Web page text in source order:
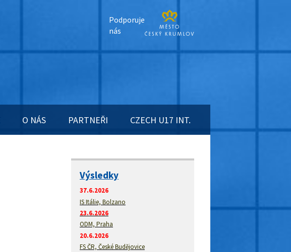
Podporuje
nás
O NÁS PARTNEŘI CZECH U17 INT.
Výsledky
37.6.2026
IS Itálie, Bolzano
23.6.2026
ODM, Praha
20.6.2026
FS ČR, České Budějovice